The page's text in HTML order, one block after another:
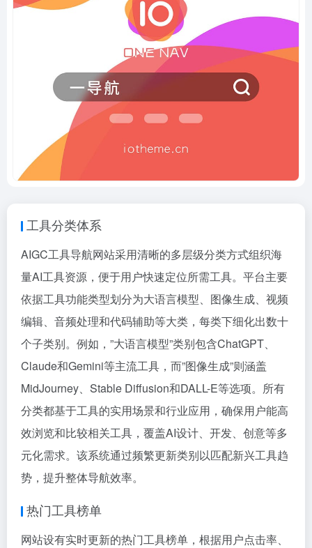
工具分类体系
AIGC工具导航网站采用清晰的多层级分类方式组织海
量AI工具资源，便于用户快速定位所需工具。平台主要
依据工具功能类型划分为大语言模型、图像生成、视频
编辑、音频处理和代码辅助等大类，每类下细化出数十
个子类别。例如，”大语言模型”类别包含ChatGPT、
Claude和Gemini等主流工具，而”图像生成”则涵盖
MidJourney、Stable Diffusion和DALL-E等选项。所有
分类都基于工具的实用场景和行业应用，确保用户能高
效浏览和比较相关工具，覆盖AI设计、开发、创意等多
元化需求。该系统通过频繁更新类别以匹配新兴工具趋
势，提升整体导航效率。
热门工具榜单
网站设有实时更新的热门工具榜单，根据用户点击率、